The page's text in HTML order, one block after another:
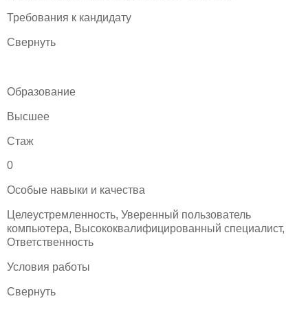
Требования к кандидату
Свернуть
Образование
Высшее
Стаж
0
Особые навыки и качества
Целеустремленность, Уверенный пользователь
компьютера, Высококвалифицированный специалист,
Ответственность
Условия работы
Свернуть